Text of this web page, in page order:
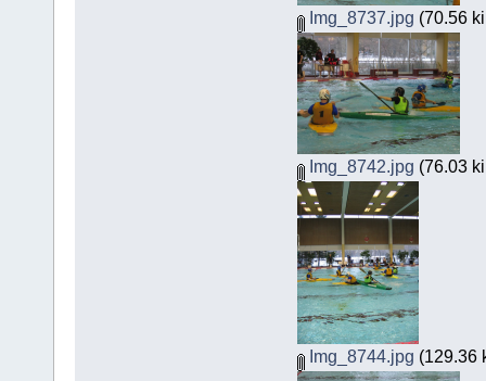
Img_8737.jpg (70.56
Img_8742.jpg (76.03
Img_8744.jpg (129.36